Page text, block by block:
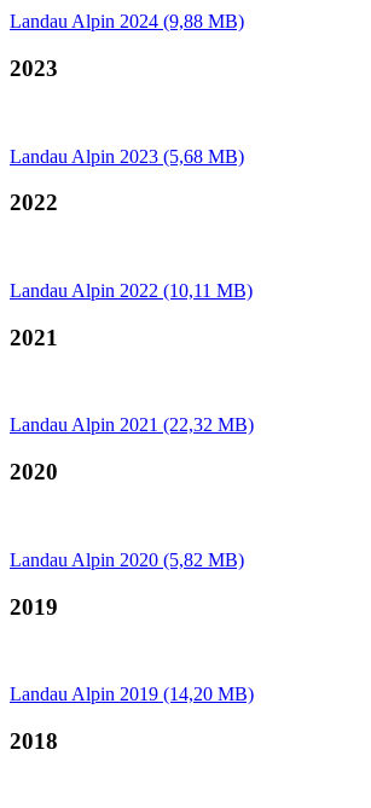
Landau Alpin 2024 (9,88 MB)
2023
Landau Alpin 2023 (5,68 MB)
2022
Landau Alpin 2022 (10,11 MB)
2021
Landau Alpin 2021 (22,32 MB)
2020
Landau Alpin 2020 (5,82 MB)
2019
Landau Alpin 2019 (14,20 MB)
2018